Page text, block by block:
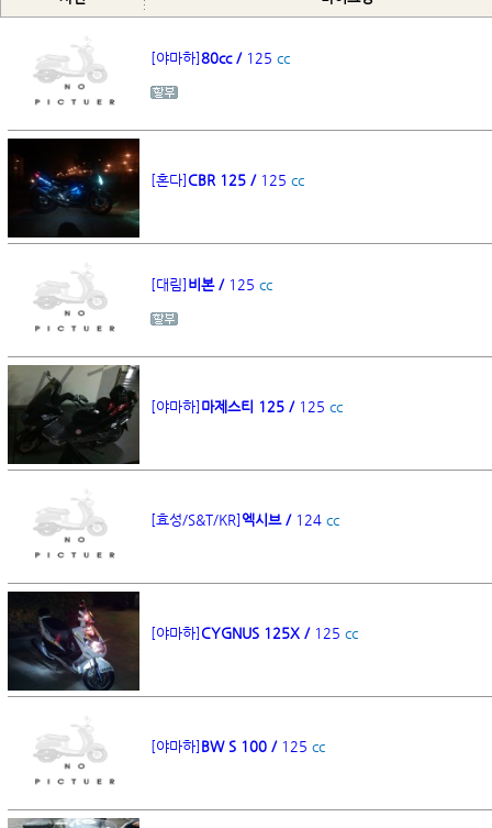
[야마하]80cc / 125 cc
[혼다] CBR 125 / 125 cc
[대림] 비본 / 125 cc
[야마하] 마제스티 125 / 125 cc
[효성/S&T/KR] 엑시브 / 124 cc
[야마하] CYGNUS 125X / 125 cc
[야마하] BW S 100 / 125 cc